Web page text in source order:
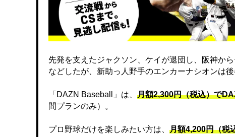
先発を支えたジャクソン、ケイが退団し、阪神か
などしたが、新助っ人野手のエンカーナシオンは
「DAZN Baseball」は、 月額2,300円（税込）で
間プランのみ）。
プロ野球だけを楽しみたい方は、 月額4,200円（税